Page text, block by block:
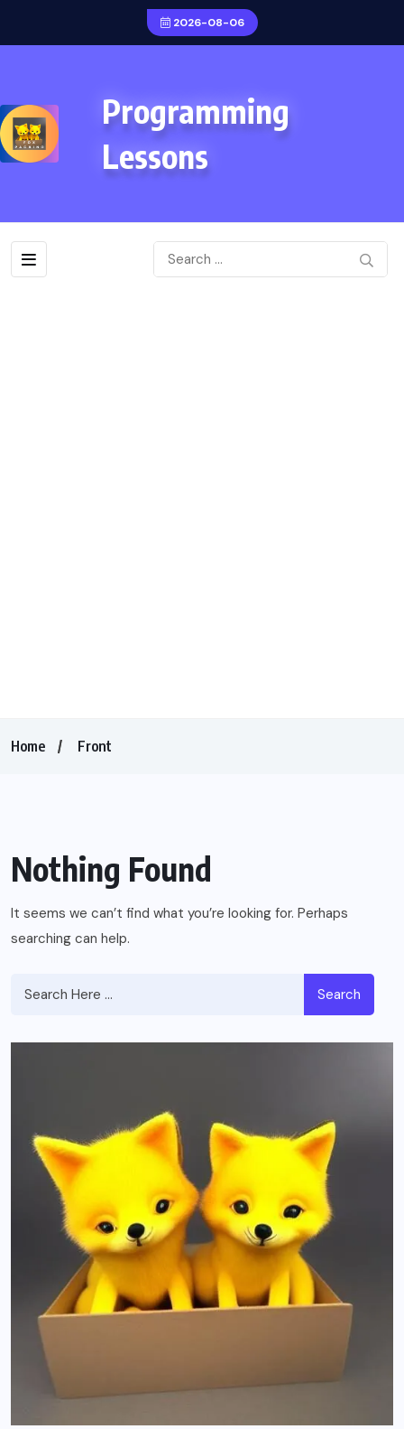
2026-08-06
Programming
Lessons
Home Front
Nothing Found
It seems we can’t find what you’re looking for. Perhaps
searching can help.
Search